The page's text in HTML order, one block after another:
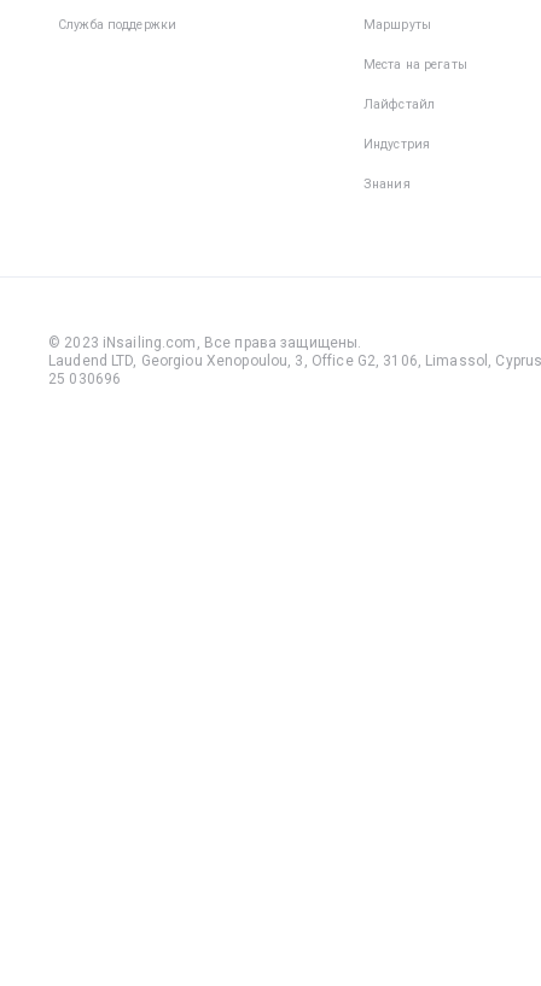
Служба поддержки Маршруты
Места на регаты
Лайфстайл
Индустрия
Знания
© 2023 iNsailing.com, Все права защищены.
Laudend LTD, Georgiou Xenopoulou, 3, Office G2, 3106, Limassol,
25 030696